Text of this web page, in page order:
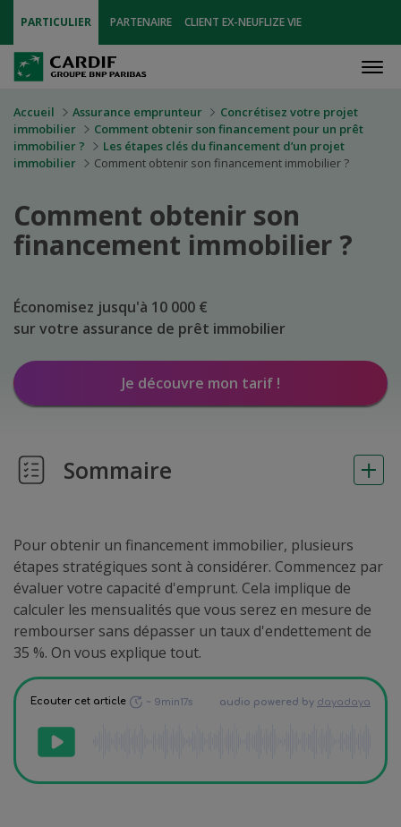
PARTICULIER PARTENAIRE CLIENT EX-NEUFLIZE VIE
Accueil Assurance emprunteur
Concrétisez votre projet
immobilier
Comment obtenir son financement pour un prêt
immobilier ?
Les étapes clés du financement d’un projet
immobilier
Comment obtenir son financement immobilier ?
Comment obtenir son
financement immobilier ?
Économisez jusqu'à 10 000 €
sur votre assurance de prêt immobilier
Je découvre mon tarif !
Sommaire
Pour obtenir un financement immobilier, plusieurs
étapes stratégiques sont à considérer. Commencez par
évaluer votre capacité d'emprunt. Cela implique de
calculer les mensualités que vous serez en mesure de
rembourser sans dépasser un taux d'endettement de
35 %. On vous explique tout.